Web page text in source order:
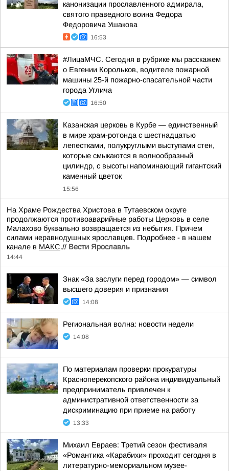
канонизации прославленного адмирала,
святого праведного воина Федора
Федоровича Ушакова
16:53
#ЛицаМЧС. Сегодня в рубрике мы расскажем
о Евгении Корольков, водителе пожарной
машины 25-й пожарно-спасательной части
города Углича
16:50
Казанская церковь в Курбе — единственный
в мире храм-ротонда с шестнадцатью
лепестками, полукруглыми выступами стен,
которые смыкаются в волнообразный
цилиндр, с высоты напоминающий гигантский
каменный цветок
15:56
На Храме Рождества Христова в Тутаевском округе
продолжаются противоаварийные работы Церковь в селе
Малахово буквально возвращается из небытия. Причем
силами неравнодушных ярославцев. Подробнее - в нашем
канале в МАКС.// Вести Ярославль
14:44
Знак «За заслуги перед городом» — символ
высшего доверия и признания
14:08
Региональная волна: новости недели
14:08
По материалам проверки прокуратуры
Красноперекопского района индивидуальный
предприниматель привлечен к
административной ответственности за
дискриминацию при приеме на работу
13:33
Михаил Евраев: Третий сезон фестиваля
«Романтика «Карабихи» проходит сегодня в
литературно-мемориальном музее-